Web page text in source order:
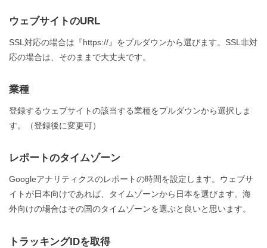
ウェブサイトのURL
SSL対応の場合は『https://』をプルダウンから選びます。SSL非対
応の場合は、そのままで大丈夫です。
業種
登録するウェブサイトの該当する業種をプルダウンから選択しま
す。（登録後に変更可）
レポートのタイムゾーン
Googleアナリティクスのレポートの時間を設定します。ウェブサ
イトが日本向けであれば、タイムゾーンから日本を選びます。海
外向けの場合はその国のタイムゾーンを選ぶと良いと思います。
トラッキングIDを取得